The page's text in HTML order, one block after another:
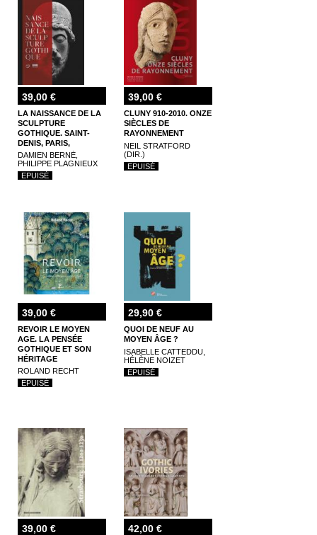
39,00 €
LA NAISSANCE DE LA
SCULPTURE
GOTHIQUE. SAINT-
DENIS, PARIS,
CHARTRES
DAMIEN BERNÉ,
PHILIPPE PLAGNIEUX
EPUISÉ
39,00 €
CLUNY 910-2010. ONZE
SIÈCLES DE
RAYONNEMENT
NEIL STRATFORD
(DIR.)
EPUISÉ
39,00 €
REVOIR LE MOYEN
AGE. LA PENSÉE
GOTHIQUE ET SON
HÉRITAGE
ROLAND RECHT
EPUISÉ
29,90 €
QUOI DE NEUF AU
MOYEN ÂGE ?
ISABELLE CATTEDDU,
HÉLÈNE NOIZET
EPUISÉ
39,00 € 42,00 €